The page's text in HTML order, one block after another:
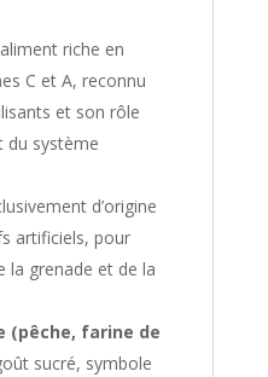
riche en
C et A, reconnu
et son rôle
du système
d’origine
artificiels, pour
la grenade et de la
(pêche, farine de
sucré, symbole